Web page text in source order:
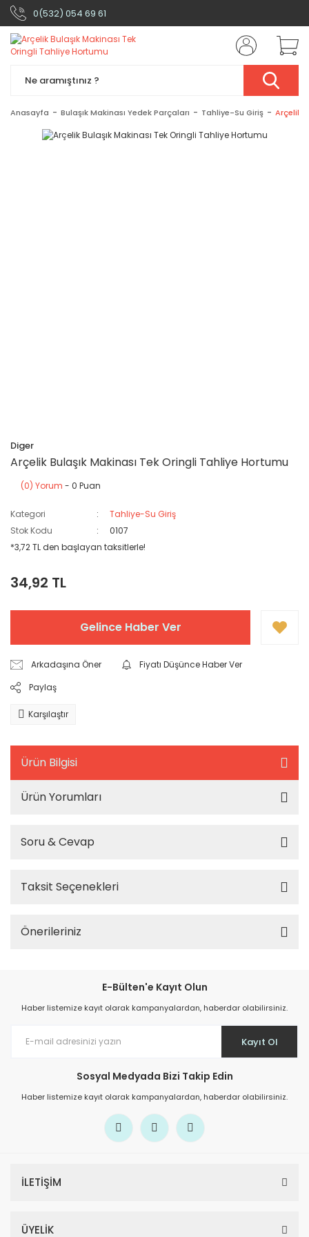
0(532) 054 69 61
Anasayfa Bulaşık Makinası Yedek Parçaları Tahliye-Su Giriş Arçelik
Diger
Arçelik Bulaşık Makinası Tek Oringli Tahliye Hortumu
(0) Yorum - 0 Puan
Kategori
Tahliye-Su Giriş
Stok Kodu
0107
*3,72 TL den başlayan taksitlerle!
34,92 TL
Gelince Haber Ver
Arkadaşına Öner
Fiyatı Düşünce Haber Ver
Paylaş
Karşılaştır
Ürün Bilgisi
Ürün Yorumları
Soru & Cevap
Taksit Seçenekleri
Önerileriniz
E-Bülten'e Kayıt Olun
Haber listemize kayıt olarak kampanyalardan, haberdar olabilirsiniz.
Kayıt Ol
Sosyal Medyada Bizi Takip Edin
Haber listemize kayıt olarak kampanyalardan, haberdar olabilirsiniz.
İLETİŞİM
ÜYELİK